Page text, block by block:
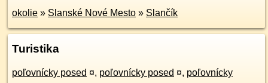
okolie » Slanské Nové Mesto » Slančík
Turistika
poľovnícky posed ¤, poľovnícky posed ¤, poľovnícky